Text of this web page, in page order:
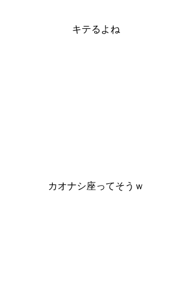
キテるよね
カオナシ座ってそうｗ